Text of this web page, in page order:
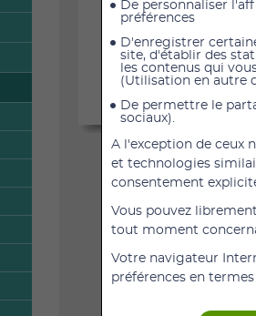
De personnaliser
préférences
D'enregistrer
site, d'établir des
les contenus qui
(Utilisation en autre
De permettre le
sociaux).
A l'exception de ceux
et technologies
consentement
Vous pouvez
tout moment
Votre navigateur
préférences en